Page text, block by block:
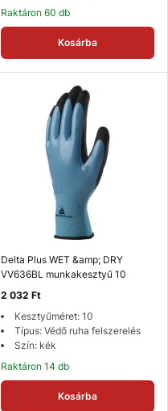
Raktáron 60 db
Kosárba
Delta Plus WET &amp; DRY
VV636BL munkakesztyű 10
2 032 Ft
Kesztyűméret: 10
Típus: Védő ruha felszerelés
Szín: kék
Raktáron 14 db
Kosárba